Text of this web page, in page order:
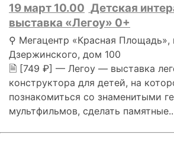
19 март 10.00 Детская
выставка «Легоу» 0+
⚲ Мегацентр «Красная Площадь»,
Дзержинского, дом 100
🗎 [749 ₽] — Легоу — выставка
конструктора для детей, на
познакомиться со знаменитыми
мультфильмов, сделать памятные..